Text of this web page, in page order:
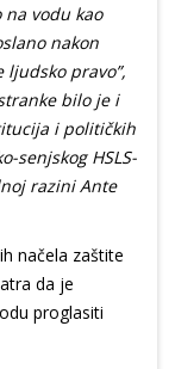
vodu kao
nakon
ljudsko pravo”,
bilo je i
i političkih
senjskog HSLS-
razini Ante
načela zaštite
da je
proglasiti